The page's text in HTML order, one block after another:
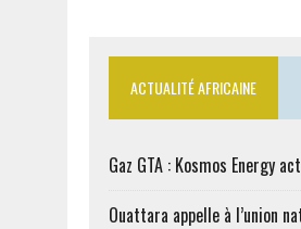
ACTUALITÉ AFRICAINE
Gaz GTA : Kosmos Energy
Ouattara appelle à l’union